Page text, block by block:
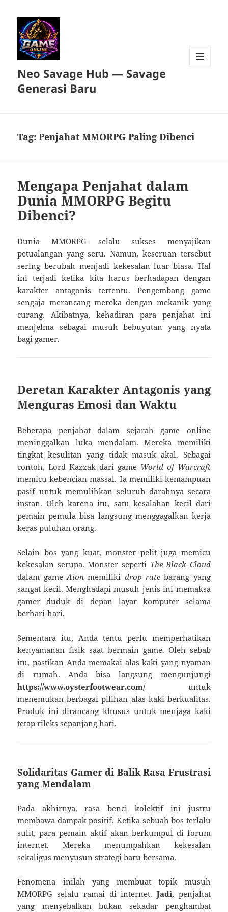
Neo Savage Hub — Savage
Generasi Baru
Tag:Penjahat MMORPG Paling Dibenci
Mengapa Penjahat dalam
Dunia MMORPG Begitu
Dibenci?
Dunia MMORPG selalu sukses menyajikan
petualangan yang seru. Namun, keseruan tersebut
sering berubah menjadi kekesalan luar biasa. Hal
ini terjadi ketika kita harus berhadapan dengan
karakter antagonis tertentu. Pengembang game
sengaja merancang mereka dengan mekanik yang
curang. Akibatnya, kehadiran para penjahat ini
menjelma sebagai musuh bebuyutan yang nyata
bagi gamer.
Deretan Karakter Antagonis yang
Menguras Emosi dan Waktu
Beberapa penjahat dalam sejarah game online
meninggalkan luka mendalam. Mereka memiliki
tingkat kesulitan yang tidak masuk akal. Sebagai
contoh, Lord Kazzak dari game World of Warcraft
memicu kebencian massal. Ia memiliki kemampuan
pasif untuk memulihkan seluruh darahnya secara
instan. Oleh karena itu, satu kesalahan kecil dari
pemain pemula bisa langsung menggagalkan kerja
keras puluhan orang.
Selain bos yang kuat, monster pelit juga memicu
kekesalan serupa. Monster seperti The Black Cloud
dalam gameAion memiliki drop ratebarang yang
sangat kecil. Menghadapi musuh jenis ini memaksa
gamer duduk di depan layar komputer selama
berhari-hari.
Sementara itu, Anda tentu perlu memperhatikan
kenyamanan fisik saat bermain game. Oleh sebab
itu, pastikan Anda memakai alas kaki yang nyaman
di rumah. Anda bisa langsung mengunjungi
https://www.oysterfootwear.com/untuk
menemukan berbagai pilihan alas kaki berkualitas.
Produk ini dirancang khusus untuk menjaga kaki
tetap rileks sepanjang hari.
Solidaritas Gamer di Balik Rasa Frustrasi
yang Mendalam
Pada akhirnya, rasa benci kolektif ini justru
membawa dampak positif. Ketika sebuah bos terlalu
sulit, para pemain aktif akan berkumpul di forum
internet. Mereka menumpahkan kekesalan
sekaligus menyusun strategi baru bersama.
Fenomena inilah yang membuat topik musuh
MMORPG selalu ramai di internet. Jadi, penjahat
yang menyebalkan bukan sekadar penghambat